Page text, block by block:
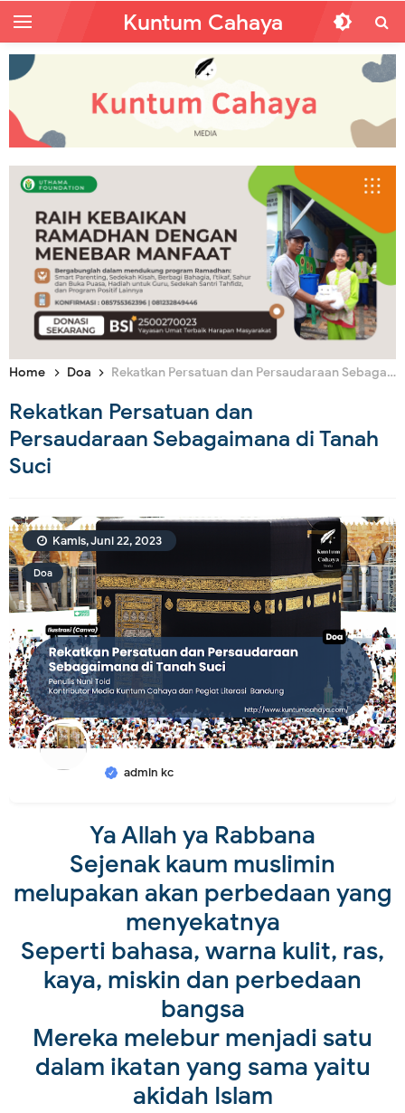
Kuntum Cahaya
Home Doa Rekatkan Persatuan dan Persaudaraan Sebagaimana di Tanah Suci
Rekatkan Persatuan dan
Persaudaraan Sebagaimana di Tanah
Suci
Doa
admin kc
Kamis, Juni 22, 2023
Ya Allah ya Rabbana
Sejenak kaum muslimin
melupakan akan perbedaan yang
menyekatnya
Seperti bahasa, warna kulit, ras,
kaya, miskin dan perbedaan
bangsa
Mereka melebur menjadi satu
dalam ikatan yang sama yaitu
akidah Islam